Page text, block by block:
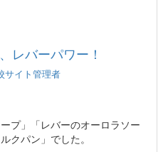
レバーパワー！
サイト管理者
プ」「レバーのオーロラソー
クパン」でした。